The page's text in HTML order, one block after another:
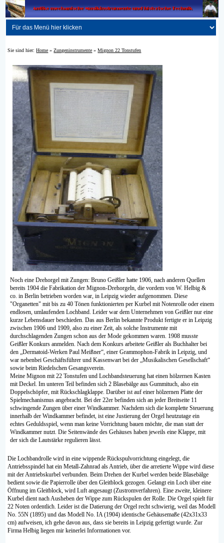
Sie sind hier:Home »Zungeninstrumente »Mignon 22 Tonstufen
Noch eine Drehorgel mit Zungen: Bruno Geißler hatte 1906, nach anderen Quellen
bereits 1904 die Fabrikation der Mignon-Drehorgeln, die vordem von W. Helbig &
co. in Berlin betrieben worden war, in Leipzig wieder aufgenommen. Diese
"Organetten" mit bis zu 40 Tönen funktionierten per Kurbel mit Notenrolle oder einem
endlosen, umlaufenden Lochband. Leider war dem Unternehmen von Geißler nur eine
kurze Lebensdauer beschieden. Das aus Berlin bekannte Produkt fertigte er in Leipzig
zwischen 1906 und 1909, also zu einer Zeit, als solche Instrumente mit
durchschlagenden Zungen schon aus der Mode gekommen waren. 1908 musste
Geißler Konkurs anmelden. Nach dem Konkurs arbeitete Geißler als Buchhalter bei
den „Dermatoid-Werken Paul Meißner“, einer Grammophon-Fabrik in Leipzig, und
war nebenbei Geschäftsführer und Kassenwart bei der „Musikalischen Gesellschaft“
sowie beim Riedelschen Gesangsverein.
Meine Mignon mit 22 Tonstufen und Lochbandsteuerung hat einen hölzernen Kasten
mit Deckel. Im unteren Teil befinden sich 2 Blasebälge aus Gummituch, also ein
Doppelschöpfer, mit Rückschlagklappe. Darüber ist auf einer hölzernen Platte der
Spielmechanismus angebracht. Bei der 22er befinden sich an jeder Breitseite 11
schwingende Zungen über einer Windkammer. Nachdem sich die komplette Steuerung
innerhalb der Windkammer befindet, ist eine Justierung der Orgel heutzutage ein
echtes Geduldsspiel, wenn man keine Vorrichtung bauen möchte, die man statt der
Windkammer nutzt. Die Seitenwände des Gehäuses haben jeweils eine Klappe, mit
der sich die Lautstärke regulieren lässt.
Die Lochbandrolle wird in eine wippende Rückspulvorrichtung eingelegt, die
Antriebsspindel hat ein Metall-Zahnrad als Antrieb, über die arretierte Wippe wird diese
mit der Antriebskurbel verbunden. Beim Drehen der Kurbel werden beide Blasebälge
bedient sowie die Papierrolle über den Gleitblock gezogen. Gelangt ein Loch über eine
Öffnung im Gleitblock, wird Luft angesaugt (Zustromverfahren). Eine zweite, kleinere
Kurbel dient nach Ausheben der Wippe zum Rückspulen der Rolle. Die Orgel spielt für
22 Noten ordentlich. Leider ist die Datierung der Orgel recht schwierig, weil das Modell
No. 55N (1895) und das Modell No. IA (1904) identische Gehäusemaße (42x31x33
cm) aufweisen, ich gehe davon aus, dass sie bereits in Leipzig gefertigt wurde. Zur
Firma Helbig liegen mir keinerlei Informationen vor.